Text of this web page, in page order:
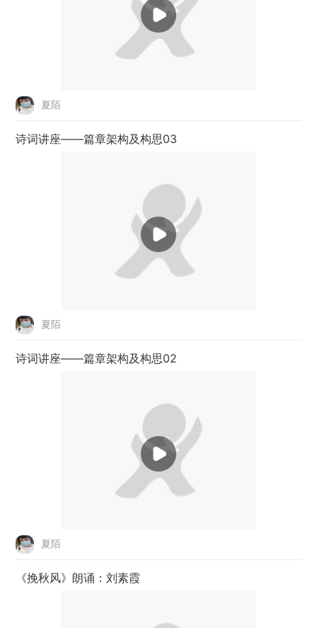
夏陌
诗词讲座——篇章架构及构思03
夏陌
诗词讲座——篇章架构及构思02
夏陌
《挽秋风》朗诵：刘素霞